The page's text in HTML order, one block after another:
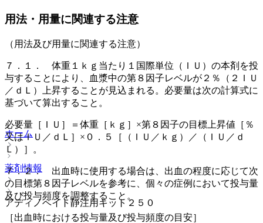
用法・用量に関連する注意
（用法及び用量に関連する注意）
７．１． 体重１ｋｇ当たり１国際単位（ＩＵ）の本剤を投
与することにより、血漿中の第８因子レベルが２％（２ＩＵ
／ｄＬ）上昇することが見込まれる。必要量は次の計算式に
基づいて算出すること。
必要量［ＩＵ］＝体重［ｋｇ］×第８因子の目標上昇値［％
又はＩＵ／ｄＬ］×０．５［（ＩＵ／ｋｇ）／（ＩＵ／ｄ
Ｌ）］。
７．２． 出血時に使用する場合は、出血の程度に応じて次
の目標第８因子レベルを参考に、個々の症例において投与量
及び投与頻度を調整すること。
［出血時における投与量及び投与頻度の目安］
ホーム
薬剤情報
アディノベイト静注用キット２５０